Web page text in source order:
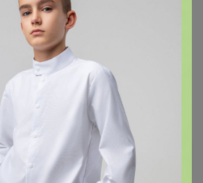
красивый комбинезон.Указан
маломерит на 92-98.